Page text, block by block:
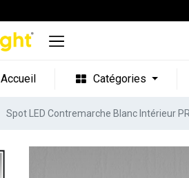
Accueil Catégories
Spot LED Contremarche Blanc Intérieur